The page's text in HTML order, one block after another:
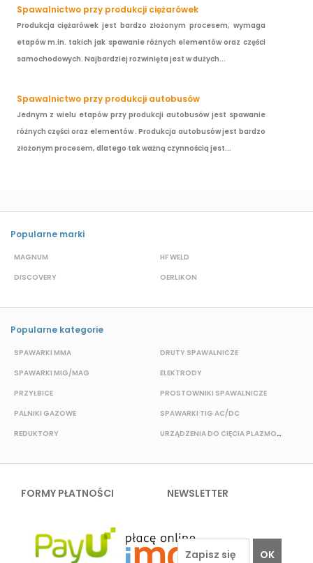
Spawalnictwo przy produkcji ciężarówek
Produkcja ciężarówek jest bardzo złożonym procesem, wymaga
etapów m.in. takich jak spawanie różnych elementów oraz części
samochodowych. Najbardziej rozwinięta jest w dużych...
Spawalnictwo przy produkcji autobusów
Jednym z wielu etapów przy produkcji autobusów jest spawanie
różnych części oraz elementów . Produkcja autobusów jest bardzo
złożonym procesem, dlatego tak ważną czynnością jest...
Popularne marki
MAGNUM
DISCOVERY
HF WELD
OERLIKON
Popularne kategorie
SPAWARKI MMA
SPAWARKI MIG/MAG
PRZYŁBICE
PALNIKI GAZOWE
REDUKTORY
DRUTY SPAWALNICZE
ELEKTRODY
PROSTOWNIKI SPAWALNICZE
SPAWARKI TIG AC/DC
URZĄDZENIA DO CIĘCIA PLAZMOWEGO
FORMY PŁATNOŚCI NEWSLETTER
OK